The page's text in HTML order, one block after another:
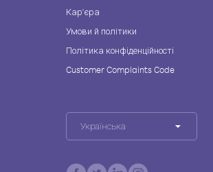
Кар'єра
Умови й політики
Політика конфіденційності
Customer Complaints Code
Українська